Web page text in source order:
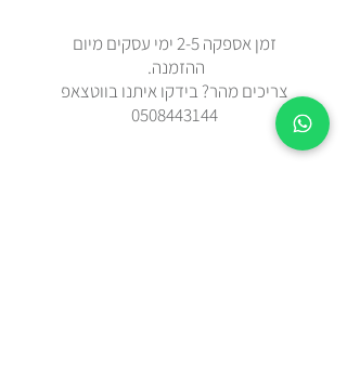
זמן אספקה 2-5 ימי עסקים מיום
ההזמנה.
צריכים מהר? בידקו איתנו בווטצאפ
0508443144